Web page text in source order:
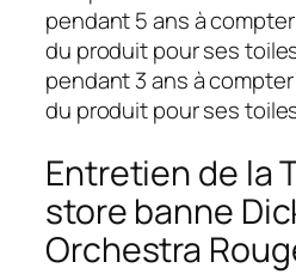
pendant 5 ans à
du produit pour ses
pendant 3 ans à
du produit pour ses
Entretien de la
store banne
Orchestra